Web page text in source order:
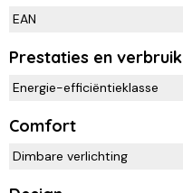
EAN
Prestaties en verbruik
Energie-efficiëntieklasse
Comfort
Dimbare verlichting